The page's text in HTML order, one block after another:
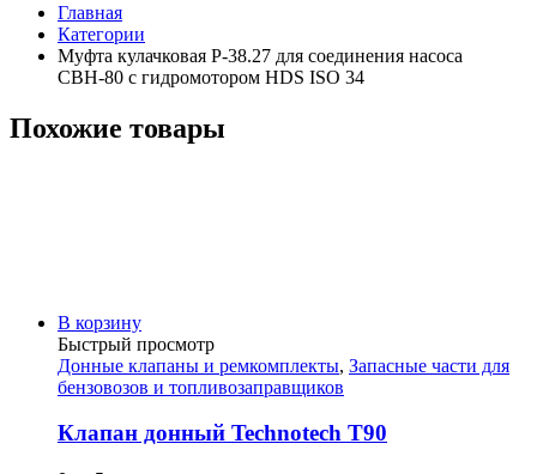
Главная
Категории
Муфта кулачковая Р-38.27 для соединения насоса
СВН-80 с гидромотором HDS ISO 34
Похожие товары
В корзину
Быстрый просмотр
Донные клапаны и ремкомплекты, Запасные части для
бензовозов и топливозаправщиков
Клапан донный Technotech T90